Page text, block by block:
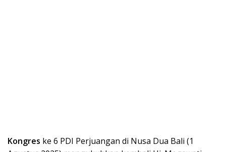
Kongres ke 6 PDI Perjuangan di Nusa Dua Bali (1